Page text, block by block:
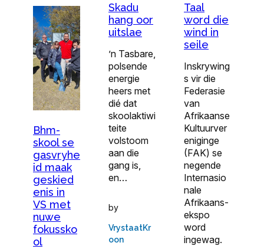
Bhm-
skool se
gasvryhe
id maak
geskied
enis in
VS met
nuwe
fokussko
ol
Skadu
hang oor
uitslae
’n Tasbare,
polsende
energie
heers met
dié dat
skoolaktiwi
teite
volstoom
aan die
gang is,
en…
by
VrystaatKr
oon
Taal
word die
wind in
seile
Inskrywing
s vir die
Federasie
van
Afrikaanse
Kultuurver
eniginge
(FAK) se
negende
Internasio
nale
Afrikaans-
ekspo
word
ingewag.